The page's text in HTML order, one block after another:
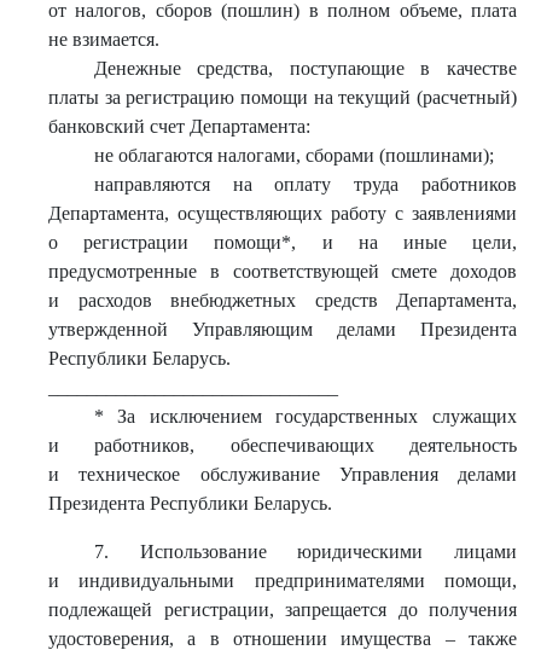
от налогов, сборов (пошлин) в полном объеме, плата
не взимается.
Денежные средства, поступающие в качестве
платы за регистрацию помощи на текущий (расчетный)
банковский счет Департамента:
не облагаются налогами, сборами (пошлинами);
направляются на оплату труда работников
Департамента, осуществляющих работу с заявлениями
о регистрации помощи*, и на иные цели,
предусмотренные в соответствующей смете доходов
и расходов внебюджетных средств Департамента,
утвержденной Управляющим делами Президента
Республики Беларусь.
* За исключением государственных служащих
и работников, обеспечивающих деятельность
и техническое обслуживание Управления делами
Президента Республики Беларусь.
7. Использование юридическими лицами
и индивидуальными предпринимателями помощи,
подлежащей регистрации, запрещается до получения
удостоверения, а в отношении имущества – также